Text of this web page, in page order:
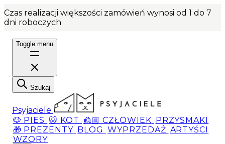
Czas realizacji większości zamówień wynosi od 1 do 7
dni roboczych
Toggle menu
Szukaj
Psyjaciele
🐶 PIES 🐱 KOT 👱🏼 CZŁOWIEK PRZYSMAKI
🎁 PREZENTY BLOG WYPRZEDAŻ ARTYŚCI
WZORY